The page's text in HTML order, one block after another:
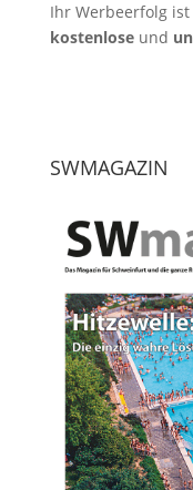
Ihr Werbeerfolg
kostenloseund
SWMAGAZIN